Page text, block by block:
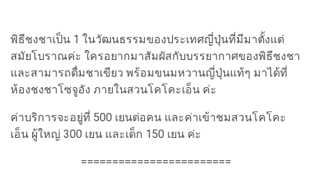
พิธีชงชาเป็น 1 ในวัฒนธรรมของประเทศญี่ปุ่นที่มีมาตั้งแต่
สมัยโบราณค่ะ ใครอยากมาสัมผัสกับบรรยากาศของพิธีชงชา
และสามารถดื่มชาเขียว พร้อมขนมหวานญี่ปุ่นแท้ๆ มาได้ที่
ห้องชงชาโซจูอัง ภายในสวนโคโคะเอ็น ค่ะ
ค่าบริการจะอยู่ที่ 500 เยนต่อคน และค่าเข้าชมสวนโคโคะ
เอ็น ผู้ใหญ่ 300 เยน และเด็ก 150 เยน ค่ะ
========================